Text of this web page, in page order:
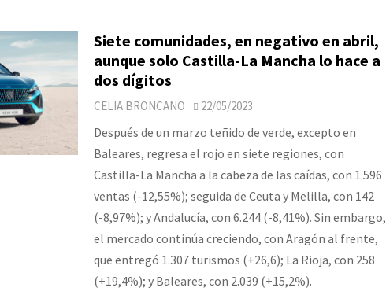
Siete comunidades, en negativo en abril,
aunque solo Castilla-La Mancha lo hace a
dos dígitos
CELIA BRONCANO 22/05/2023
Después de un marzo teñido de verde, excepto en
Baleares, regresa el rojo en siete regiones, con
Castilla-La Mancha a la cabeza de las caídas, con 1.596
ventas (-12,55%); seguida de Ceuta y Melilla, con 142
(-8,97%); y Andalucía, con 6.244 (-8,41%). Sin embargo,
el mercado continúa creciendo, con Aragón al frente,
que entregó 1.307 turismos (+26,6); La Rioja, con 258
(+19,4%); y Baleares, con 2.039 (+15,2%).